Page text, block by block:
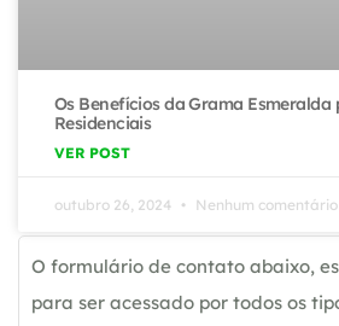
Os Benefícios da Grama Esmeralda
Residenciais
VER POST
outubro 26, 2024 Nenhum comentário
O formulário de contato abaixo,
para ser acessado por todos os